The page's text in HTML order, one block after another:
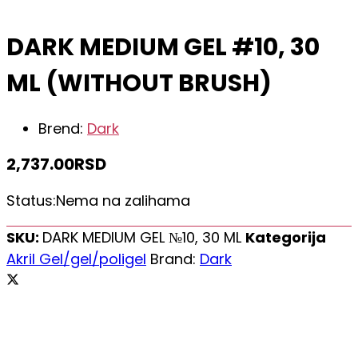
DARK MEDIUM GEL #10, 30
ML (WITHOUT BRUSH)
Brend: Dark
2,737.00RSD
Status:Nema na zalihama
SKU: DARK MEDIUM GEL №10, 30 ML Kategorija
Akril Gel/gel/poligel Brand: Dark